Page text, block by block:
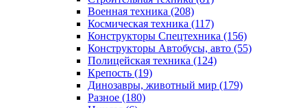
Военная техника (208)
Космическая техника (117)
Конструкторы Спецтехника (156)
Конструкторы Автобусы, авто (55)
Полицейская техника (124)
Крепость (19)
Динозавры, животный мир (179)
Разное (180)